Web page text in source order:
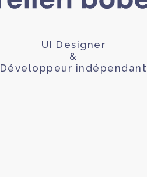
UI Designer
&
Développeur indépendant